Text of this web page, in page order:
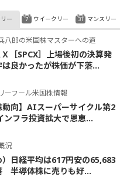
ー
八郎の米国株マスターへの道
［SPCX］上場後初の決算発
良かったが株価が下落...
ーフール米国株情報
動向】AIスーパーサイクル第2
フラ投資拡大で恩恵...
況
）日経平均は617円安の65,683
半導体株に売りも好...
ウイークリー マンスリー